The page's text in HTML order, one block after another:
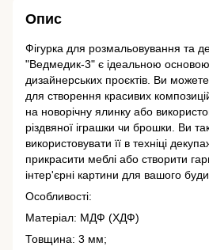
Опис
Фігурка для розмальовування та
"Ведмедик-3" є ідеальною основою
дизайнерських проєктів. Ви можете
для створення красивих
на новорічну ялинку або
різдвяної іграшки чи брошки. Ви
використовувати її в техніці
прикрасити меблі або створити
інтер'єрні картини для вашого
Особливості:
Матеріал: МДФ (ХДФ)
Товщина: 3 мм;